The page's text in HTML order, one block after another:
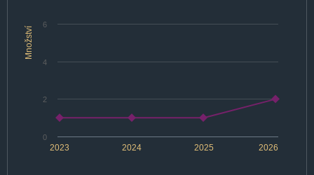
Množství
2024 2026
2023 2025
0
2
4
6